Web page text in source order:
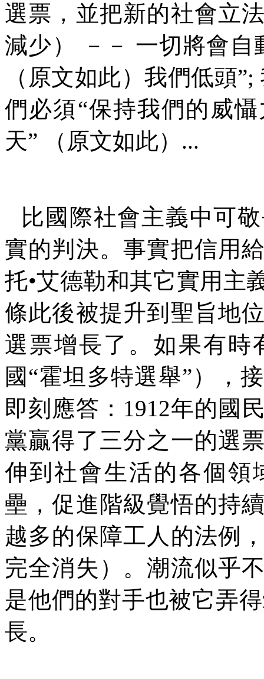
選票，並把新的社會立
減少）
－－ 一切將會自
（原文如此）我們低頭”;
們必須“保持我們的威
天” （原文如此） ...
比國際社會主義中可
實的判決。事實把信用
托•艾德勒和其它實用主
條此後被提升到聖旨地
選票增長了。如果有時
國“霍坦多特選舉”），
即刻應答： 1912年的國
黨贏得了三分之一的選
伸到社會生活的各個領
壘，促進階級覺悟的持
越多的保障工人的法例
完全消失）。潮流似乎
是他們的對手也被它弄
長。